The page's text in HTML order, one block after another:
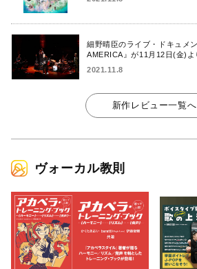
細野晴臣のライブ・ドキュメ
AMERICA』が11月12日(金)よ
2021.11.8
新作レビュー一覧へ
ヴォーカル教則